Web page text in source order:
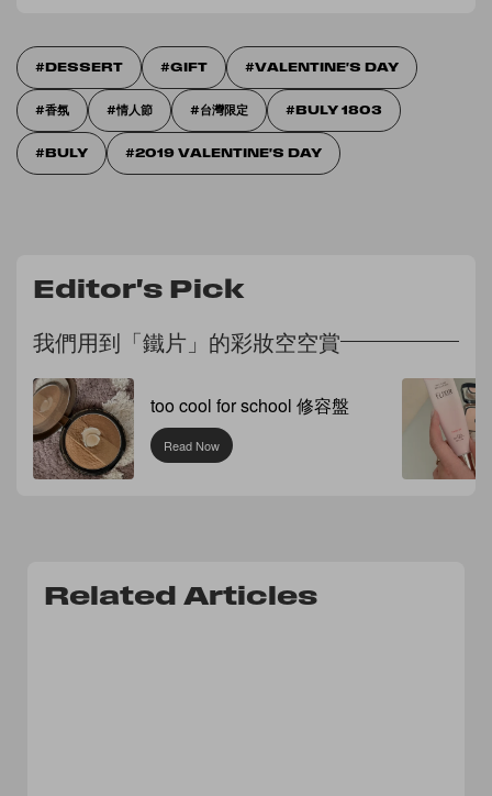
DESSERT GIFT VALENTINE'S DAY
香氛 情人節 台灣限定 BULY 1803
BULY 2019 VALENTINE'S DAY
Editor's Pick
我們用到「鐵片」的彩妝空空賞
too cool for school 修容盤
Read Now
Related Articles